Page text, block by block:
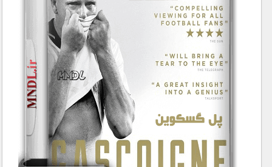
شناخت کودکان
طبیعت
علم و فناوری
فرهنگ / هنر
کیهان / نجوم
گردشگری
ماورایی
مسابقات / ورزشی